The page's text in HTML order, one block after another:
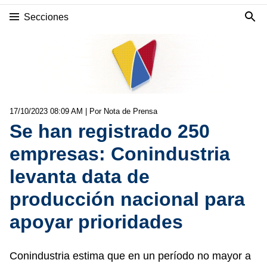
Secciones
17/10/2023 08:09 AM | Por Nota de Prensa
Se han registrado 250
empresas: Conindustria
levanta data de
producción nacional para
apoyar prioridades
Conindustria estima que en un período no mayor a